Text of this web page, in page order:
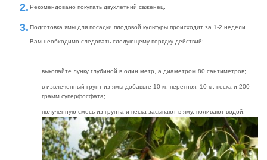
Рекомендовано покупать двухлетний саженец.
Подготовка ямы для посадки плодовой культуры происходит за 1-2 недели.
Вам необходимо следовать следующему порядку действий:
выкопайте лунку глубиной в один метр, а диаметром 80 сантиметров;
в извлеченный грунт из ямы добавьте 10 кг. перегноя, 10 кг. песка и 200
грамм суперфосфата;
полученную смесь из грунта и песка засыпают в яму, поливают водой.